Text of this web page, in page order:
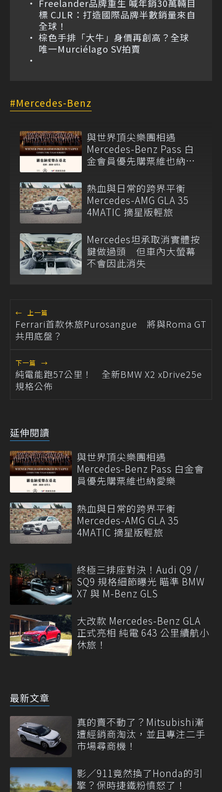
Freelander品牌重生 喊年銷30萬輛目
標 CJLR：打造國際品牌半數銷量來自
全球！
棕色手排「大牛」身價再創高？全球
唯一Murciélago SV拍賣
Mercedes-Benz
與世界頂尖樂團相遇
Mercedes-Benz Pass 白
金會員優先購票維也納愛
熱血與日常的跨界平衡
Mercedes-AMG GLA 35
4MATIC 摘星版輕旅
Mercedes坦承取消實體按
鍵做過頭 但車內大螢幕
不會因此消失
← 上一篇
Ferrari首款休旅Purosangue 將與Roma GT
共用底盤？
下一篇 →
純電能跑57公里！ 全新BMW X2 xDrive25e
規格公佈
延伸閱讀
與世界頂尖樂團相遇
Mercedes-Benz Pass 白金會
員優先購票維也納愛樂
熱血與日常的跨界平衡
Mercedes-AMG GLA 35
4MATIC 摘星版輕旅
終極三排座對決！Audi Q9 /
SQ9 規格細節曝光 瞄準 BMW
X7 與 M-Benz GLS
大改款 Mercedes-Benz GLA
正式亮相 純電 643 公里續航小
休旅！
最新文章
真的賣不動了？Mitsubishi漸
遭經銷商淘汰，並且專注二手
市場尋商機！
影／911竟然換了Honda的引
擎？保時捷鐵粉憤怒了！